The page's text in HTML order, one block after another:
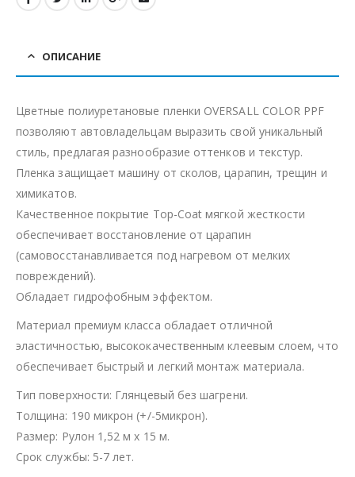
ОПИСАНИЕ
Цветные полиуретановые пленки OVERSALL COLOR PPF
позволяют автовладельцам выразить свой уникальный
стиль, предлагая разнообразие оттенков и текстур.
Пленка защищает машину от сколов, царапин, трещин и
химикатов.
Качественное покрытие Top-Coat мягкой жесткости
обеспечивает восстановление от царапин
(самовосстанавливается под нагревом от мелких
повреждений).
Обладает гидрофобным эффектом.
Материал премиум класса обладает отличной
эластичностью, высококачественным клеевым слоем, что
обеспечивает быстрый и легкий монтаж материала.
Тип поверхности: Глянцевый без шагрени.
Толщина: 190 микрон (+/-5микрон).
Размер: Рулон 1,52 м х 15 м.
Срок службы: 5-7 лет.